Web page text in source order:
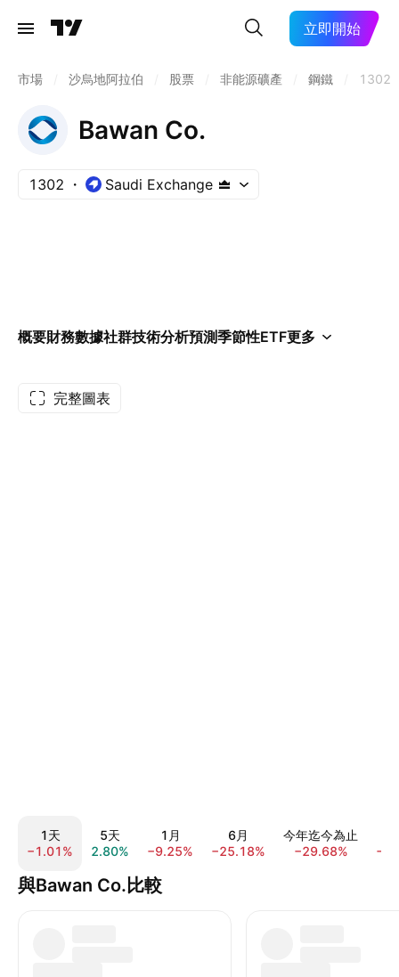
立即開始
市場 沙烏地阿拉伯 股票 非能源礦產 鋼鐵 1302
Bawan Co.
1302 Saudi Exchange
概要財務數據社群技術分析預測季節性ETF更多
完整圖表
1天
−1.01%
5天
2.80%
1月
−9.25%
6月
−25.18%
今年迄今為止
−29.68%
與Bawan Co.比較